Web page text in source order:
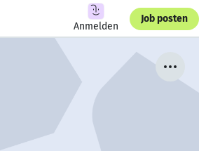
Anmelden
Job posten